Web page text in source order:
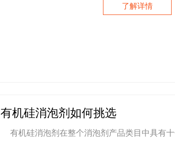
了解详情
有机硅消泡剂如何挑选
有机硅消泡剂在整个消泡剂产品类目中具有